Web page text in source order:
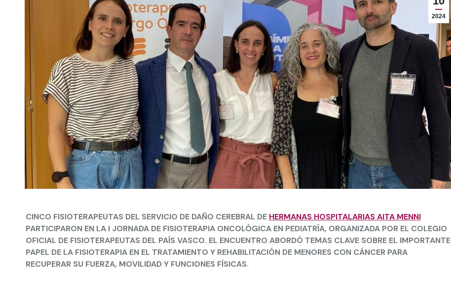
2024
CINCO FISIOTERAPEUTAS DEL SERVICIO DE DAÑO CEREBRAL DE HERMANAS HOSPITALARIAS AITA MENNI
PARTICIPARON EN LA I JORNADA DE FISIOTERAPIA ONCOLÓGICA EN PEDIATRÍA, ORGANIZADA POR EL COLEGIO
OFICIAL DE FISIOTERAPEUTAS DEL PAÍS VASCO. EL ENCUENTRO ABORDÓ TEMAS CLAVE SOBRE EL IMPORTANTE
PAPEL DE LA FISIOTERAPIA EN EL TRATAMIENTO Y REHABILITACIÓN DE MENORES CON CÁNCER PARA
RECUPERAR SU FUERZA, MOVILIDAD Y FUNCIONES FÍSICAS.